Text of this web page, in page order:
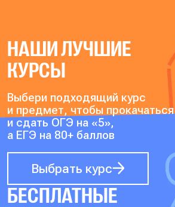
НАШИ ЛУЧШИЕ
КУРСЫ
Выбери подходящий курс
и предмет, чтобы прокачаться
и сдать ОГЭ на «5»,
а ЕГЭ на 80+ баллов
Выбрать курс
БЕСПЛАТНЫЕ